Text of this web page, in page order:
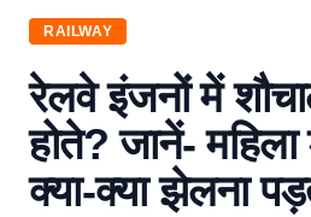
Navjagran
RAILWAY
रेलवे इंजनों में
होते? जानें- महिला
क्या-क्या झेलना